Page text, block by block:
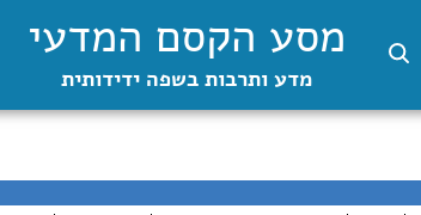
מסע הקסם המדעי
מדע ותרבות בשפה ידידותית